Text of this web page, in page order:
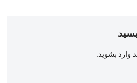
وارد بشوید.